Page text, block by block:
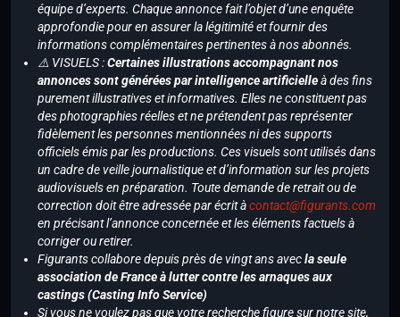
équipe d’experts. Chaque annonce fait l’objet d’une enquête
approfondie pour en assurer la légitimité et fournir des
informations complémentaires pertinentes à nos abonnés.
⚠️ VISUELS :Certaines illustrations accompagnant nos
annonces sont générées par intelligence artificielleà des fins
purement illustratives et informatives. Elles ne constituent pas
des photographies réelles et ne prétendent pas représenter
fidèlement les personnes mentionnées ni des supports
officiels émis par les productions. Ces visuels sont utilisés dans
un cadre de veille journalistique et d’information sur les projets
audiovisuels en préparation. Toute demande de retrait ou de
correction doit être adressée par écrit àcontact@figurants.com
en précisant l’annonce concernée et les éléments factuels à
corriger ou retirer.
Figurants collabore depuis près de vingt ans avecla seule
association de France à lutter contre les arnaques aux
castings (Casting Info Service)
Si vous ne voulez pas que votre recherche figure sur notre site,